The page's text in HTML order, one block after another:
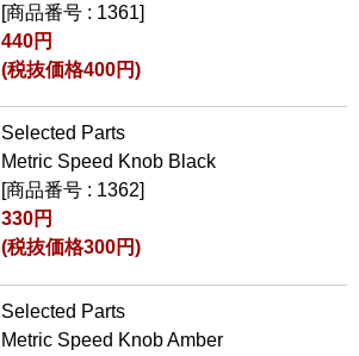
[商品番号 : 1361]
440円
(税抜価格400円)
Selected Parts
Metric Speed Knob Black
[商品番号 : 1362]
330円
(税抜価格300円)
Selected Parts
Metric Speed Knob Amber